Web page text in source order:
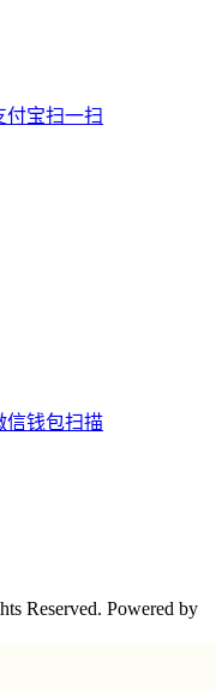
付宝扫一扫
信钱包扫描
Reserved. Powered by